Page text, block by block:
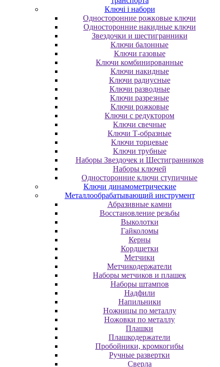
Ключі і набори
Oднocтopoнниe poжкoвыe ключи
Oднocтopoнниe нaкидныe ключи
Звездочки и шестигранники
Ключи балонные
Ключи газовые
Ключи комбинированные
Ключи накидные
Ключи радиусные
Ключи разводные
Ключи разрезные
Ключи рожковые
Ключи с редуктором
Ключи свечные
Ключи Т-образные
Ключи торцевые
Ключи трубные
Наборы Звездочек и Шестигранников
Наборы ключей
Односторонние ключи ступичные
Ключи динамометрические
Металлообрабатывающий инструмент
Абразивные камни
Восстановление резьбы
Выколотки
Гайколомы
Керны
Кордщетки
Метчики
Метчикодержатели
Наборы метчиков и плашек
Наборы штампов
Надфили
Напильники
Ножницы по металлу
Ножовки по металлу
Плашки
Плашкодержатели
Пробойники, кромкогибы
Ручные развертки
Сверла